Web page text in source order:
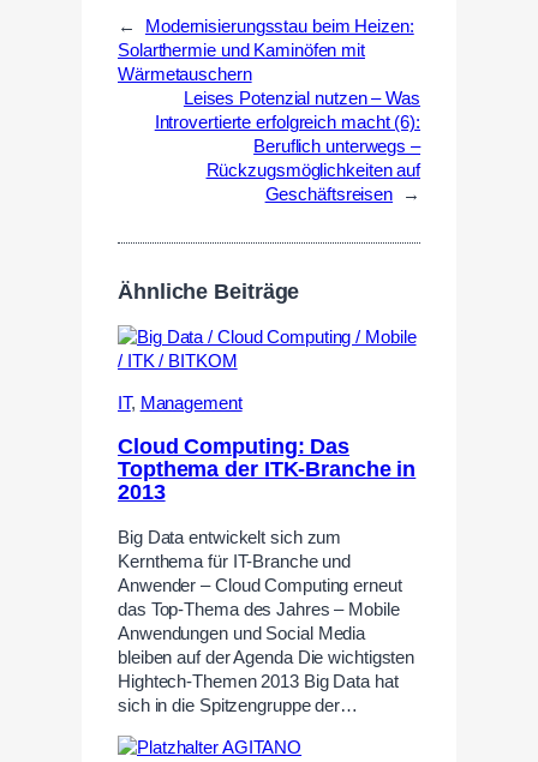
←
Modernisierungsstau beim Heizen:
Solarthermie und Kaminöfen mit
Wärmetauschern
Leises Potenzial nutzen – Was
Introvertierte erfolgreich macht (6):
Beruflich unterwegs –
Rückzugsmöglichkeiten auf
Geschäftsreisen
→
Ähnliche Beiträge
IT, Management
Cloud Computing: Das
Topthema der ITK-Branche in
2013
Big Data entwickelt sich zum
Kernthema für IT-Branche und
Anwender – Cloud Computing erneut
das Top-Thema des Jahres – Mobile
Anwendungen und Social Media
bleiben auf der Agenda Die wichtigsten
Hightech-Themen 2013 Big Data hat
sich in die Spitzengruppe der…